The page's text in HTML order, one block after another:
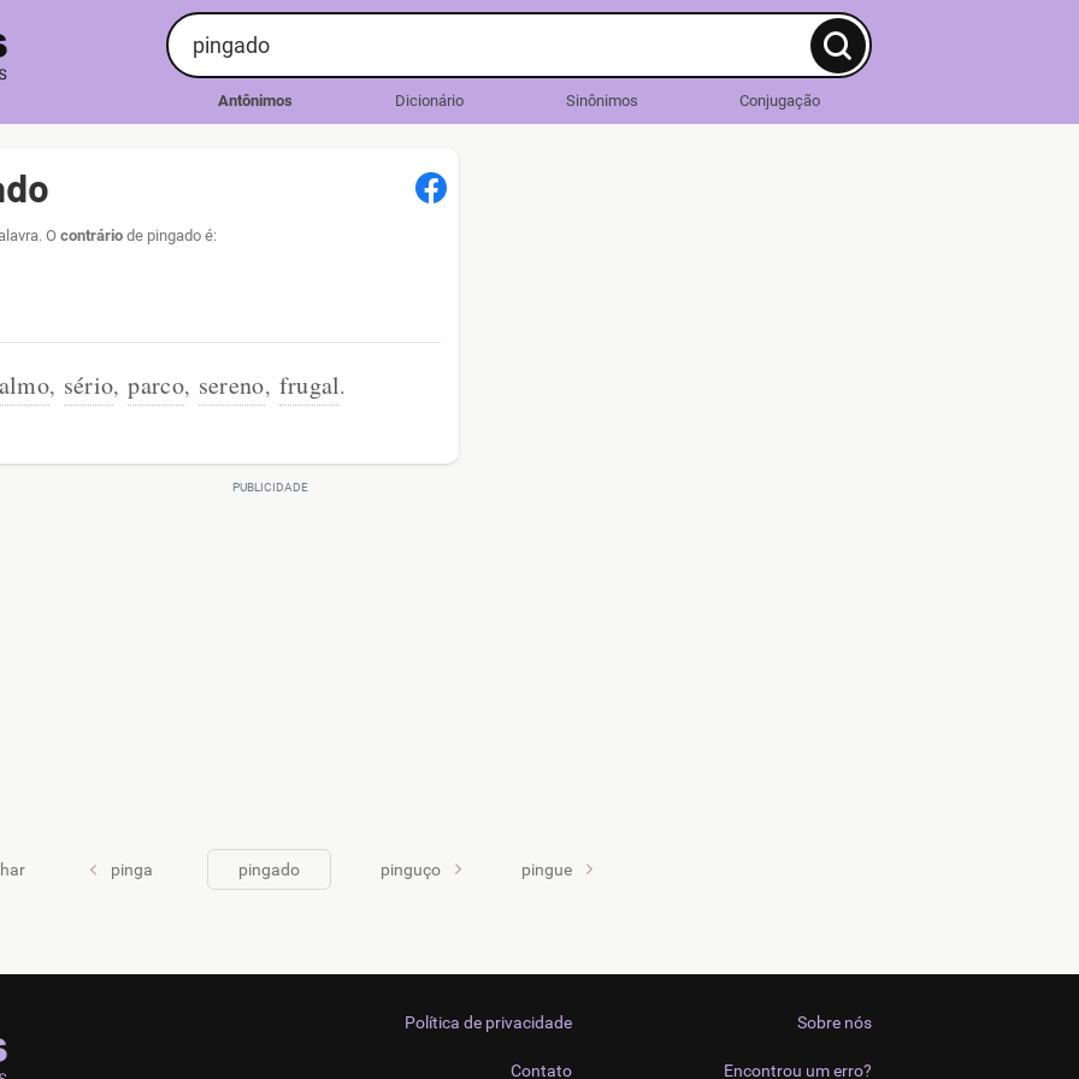
Antônimos Dicionário Sinônimos Conjugação
O contrário de pingado é:
, sério, parco, sereno, frugal.
pinga pingado pinguço pingue
Sobre nós
Encontrou um erro?
Política de privacidade
Contato